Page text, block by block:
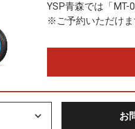
YSP青森では「MT-
※ご予約いただけま
お